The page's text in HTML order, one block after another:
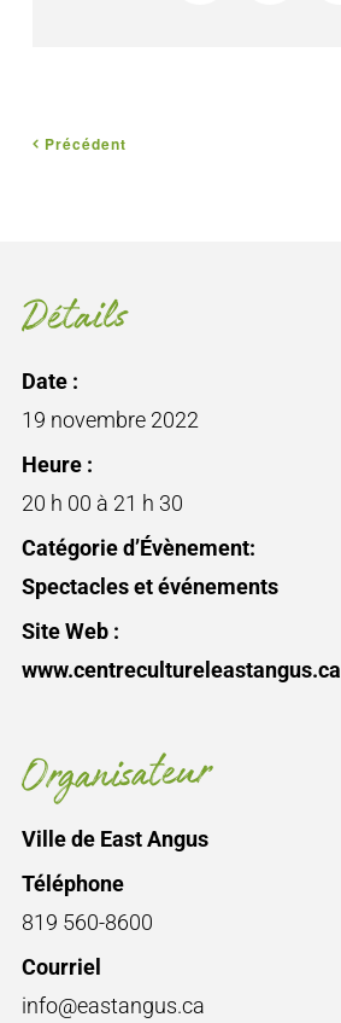
Précédent
Détails
Date :
19 novembre 2022
Heure :
20 h 00 à 21 h 30
Catégorie d’Évènement:
Spectacles et événements
Site Web :
www.centrecultureleastangus.ca
Organisateur
Ville de East Angus
Téléphone
819 560-8600
Courriel
info@eastangus.ca